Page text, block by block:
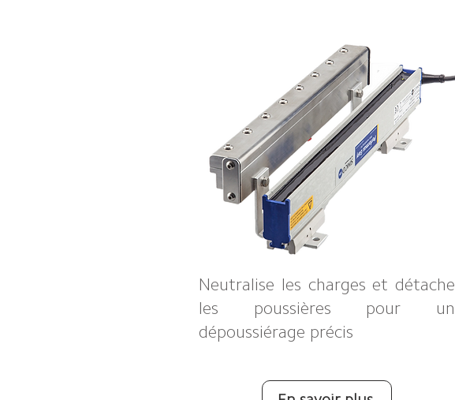
Neutralise les charges et détache
les poussières pour un
dépoussiérage précis